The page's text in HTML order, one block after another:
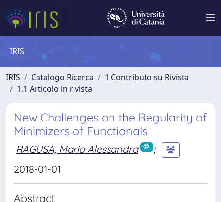
IRIS
IRIS Catalogo Ricerca
1 Contributo su Rivista
1.1 Articolo in rivista
New Challenges on the Regularity of
Minimizers of Functionals
RAGUSA, Maria Alessandra
;
2018-01-01
Abstract